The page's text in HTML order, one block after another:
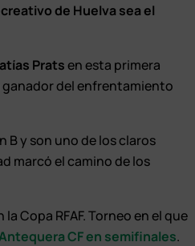
de Huelva sea el
Pratsen esta primera
ganador del enfrentamiento
B y son uno de los claros
marcó el camino de los
Copa RFAF. Torneo en el que
CF en semifinales.